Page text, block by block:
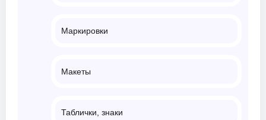
Маркировки
Макеты
Таблички, знаки